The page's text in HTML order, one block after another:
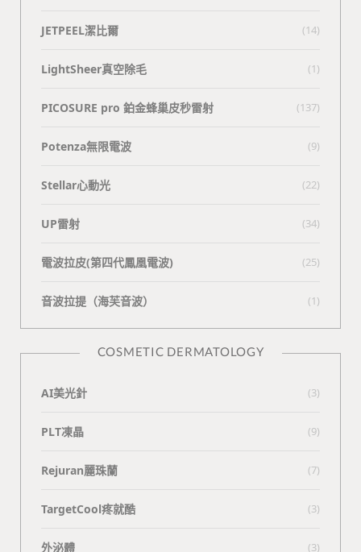
JETPEEL潔比爾 (14)
LightSheer真空除毛 (1)
PICOSURE pro 鉑金蜂巢皮秒雷射 (137)
Potenza無限電波 (9)
Stellar心動光 (22)
UP雷射 (34)
電波拉皮(第四代鳳凰電波) (25)
⾳波拉提（海芙⾳波） (1)
COSMETIC DERMATOLOGY
AI美光針 (3)
PLT凍晶 (9)
Rejuran麗珠蘭 (7)
TargetCool疼就酷 (3)
外泌體 (3)